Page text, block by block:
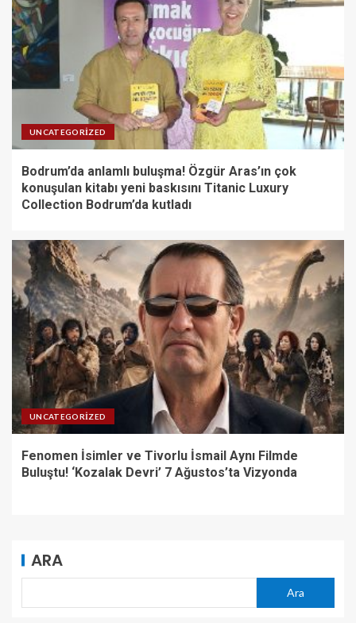
UNCATEGORIZED
Bodrum’da anlamlı buluşma! Özgür Aras’ın çok
konuşulan kitabı yeni baskısını Titanic Luxury
Collection Bodrum’da kutladı
UNCATEGORIZED
Fenomen İsimler ve Tivorlu İsmail Aynı Filmde
Buluştu! ‘Kozalak Devri’ 7 Ağustos’ta Vizyonda
ARA
Ara